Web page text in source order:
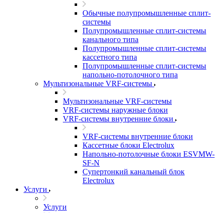
Обычные полупромышленные сплит-
системы
Полупромышленные сплит-системы
канального типа
Полупромышленные сплит-системы
кассетного типа
Полупромышленные сплит-системы
напольно-потолочного типа
Мультизональные VRF-системы
Мультизональные VRF-системы
VRF-системы наружные блоки
VRF-системы внутренние блоки
VRF-системы внутренние блоки
Кассетные блоки Electrolux
Напольно-потолочные блоки ESVMW-
SF-N
Супертонкий канальный блок
Electrolux
Услуги
Услуги